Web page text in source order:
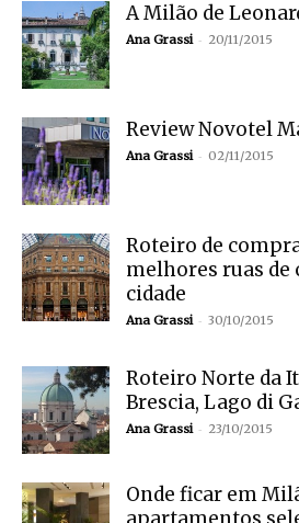
A Milão de
Ana Grassi - 20/11/2015
Review Novotel
Ana Grassi - 02/11/2015
Roteiro de
melhores ruas de
cidade
Ana Grassi - 30/10/2015
Roteiro Norte da
Brescia, Lago di
Ana Grassi - 23/10/2015
Onde ficar em